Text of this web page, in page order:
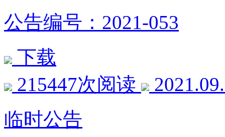
公告编号：2021-053
下载
215447次阅读
临时公告